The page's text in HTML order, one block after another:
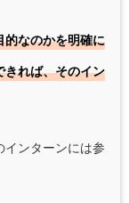
的なのかを明確に
きれば、そのイン
インターンには参